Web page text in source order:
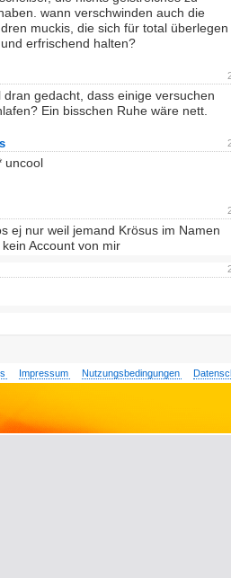
wann verschwinden auch die
muckis, die sich für total überlegen
erfrischend halten?
dran gedacht, dass einige versuchen
Ein bisschen Ruhe wäre nett.
uncool
ej nur weil jemand Krösus im Namen
Account von mir
Impressum Nutzungsbedingungen